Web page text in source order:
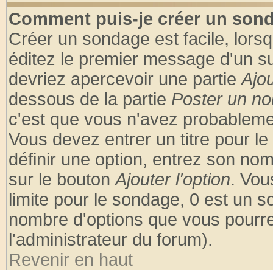
Comment puis-je créer un
Créer un sondage est facile,
éditez le premier message d'un
devriez apercevoir une partie
dessous de la partie Poster un
c'est que vous n'avez
Vous devez entrer un titre pour
définir une option, entrez son
sur le boutonAjouter l'option.
limite pour le sondage, 0 est un
nombre d'options que vous
l'administrateur du forum).
Revenir en haut